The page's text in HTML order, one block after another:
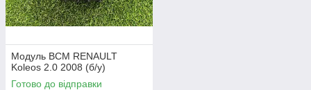
Модуль BCM RENAULT
Koleos 2.0 2008 (б/у)
Готово до відправки